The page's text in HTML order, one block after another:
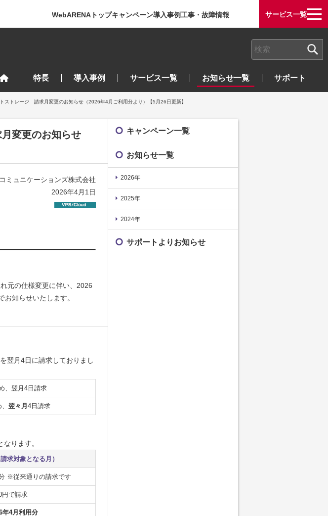
WebARENAトップキャンペーン導入事例工事・故障情報 サービス一覧
検索キーワード入力
特長 導入事例 サービス一覧 お知らせ一覧 サポート
ストレージ 請求月変更のお知らせ（2026年4月ご利用分より）【5月26日更新】
変更のお知らせ
ミュニケーションズ株式会社
2026年4月1日
元の仕様変更に伴い、2026
知らせいたします。
翌月4日に請求しておりまし
、翌月4日請求
翌々月 4日請求
なります。
求対象となる月）
※従来通りの請求です
円で請求
年4月利用分
キャンペーン一覧
お知らせ一覧
2026年
2025年
2024年
サポートよりお知らせ